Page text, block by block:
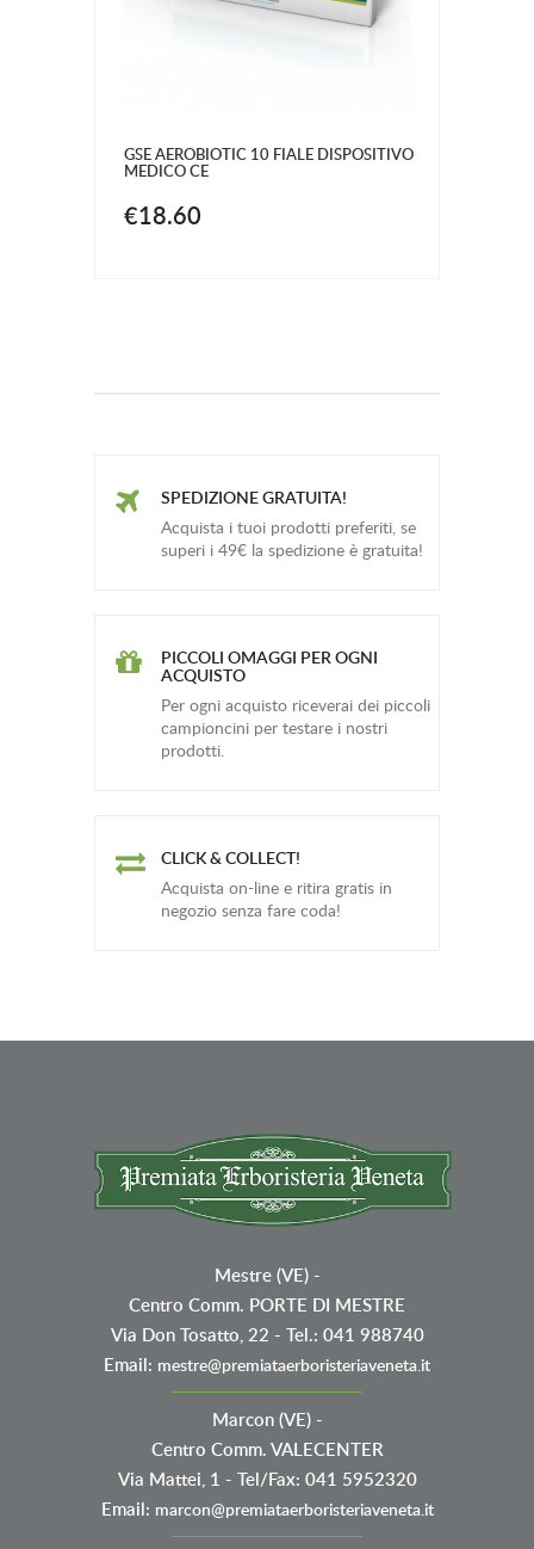
GSE AEROBIOTIC 10 FIALE DISPOSITIVO
MEDICO CE
€18.60
SPEDIZIONE GRATUITA!
Acquista i tuoi prodotti preferiti, se
superi i 49€ la spedizione è gratuita!
PICCOLI OMAGGI PER OGNI
ACQUISTO
Per ogni acquisto riceverai dei piccoli
campioncini per testare i nostri
prodotti.
CLICK & COLLECT!
Acquista on-line e ritira gratis in
negozio senza fare coda!
Mestre (VE)-
Centro Comm. PORTE DI MESTRE
Via Don Tosatto, 22 - Tel.: 041 988740
Email: mestre@premiataerboristeriaveneta.it
Marcon (VE)-
Centro Comm. VALECENTER
Via Mattei, 1 - Tel/Fax: 041 5952320
Email: marcon@premiataerboristeriaveneta.it